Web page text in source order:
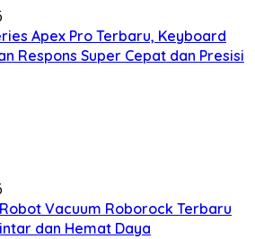
Apex Pro Terbaru, Keyboard
Respons Super Cepat dan Presisi
Vacuum Roborock Terbaru
dan Hemat Daya